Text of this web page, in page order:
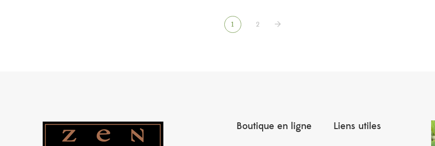
1 2
Boutique en ligne Liens utiles